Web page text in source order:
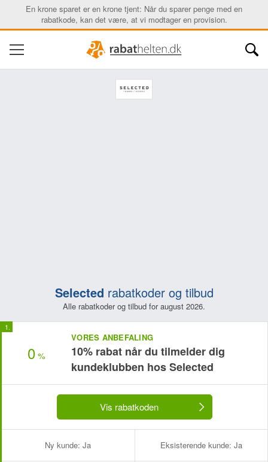
En krone sparet er en krone tjent: Når du sparer penge med en
rabatkode, kan det være, at vi modtager en provision.
Selected rabatkoder og tilbud
Alle rabatkoder og tilbud for august 2026.
0%
VORES ANBEFALING
10% rabat når du tilmelder dig
kundeklubben hos Selected
Vis rabatkoden
Ny kunde: Ja Eksisterende kunde: Ja